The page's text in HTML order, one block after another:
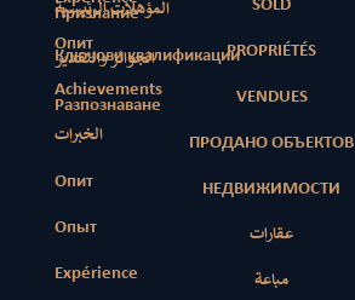
المؤهلات الرئيسية
Ключови квалификации
Признание
الجوائز والتقدير
Разпознаване
Опит
Achievements
الخبرات
Опит
Опыт
Expérience
SOLD
PROPRIÉTÉS
VENDUES
ПРОДАНО ОБЪЕКТОВ
НЕДВИЖИМОСТИ
عقارات
مباعة